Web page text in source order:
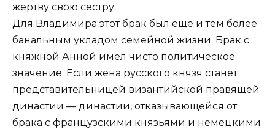
жертву свою сестру.
Для Владимира этот брак был еще и тем более
банальным укладом семейной жизни. Брак с
княжной Анной имел чисто политическое
значение. Если жена русского князя станет
представительницей византийской правящей
династии — династии, отказывающейся от
брака с французскими князьями и немецкими